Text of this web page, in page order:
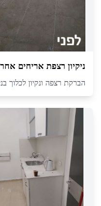
ניקיון רצפת אריחים
הברקת רצפה ונקיון לכלוך